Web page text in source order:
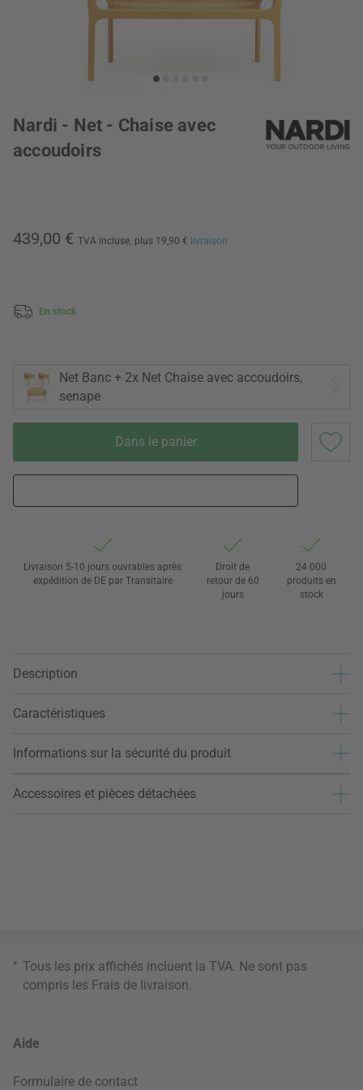
Nardi - Net - Chaise avec
accoudoirs
439,00 € TVA incluse, plus 19,90 € livraison
En stock
Net Banc + 2x Net Chaise avec accoudoirs,
senape
Dans le panier
Livraison 5-10 jours ouvrables après
expédition de DE par Transitaire
Droit de
retour de 60
jours
24 000
produits en
stock
Description
Caractéristiques
Informations sur la sécurité du produit
Accessoires et pièces détachées
* Tous les prix affichés incluent la TVA. Ne sont pas
compris les Frais de livraison
Aide
Formulaire de contact